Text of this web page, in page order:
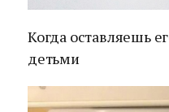
Когда оставляешь
детьми